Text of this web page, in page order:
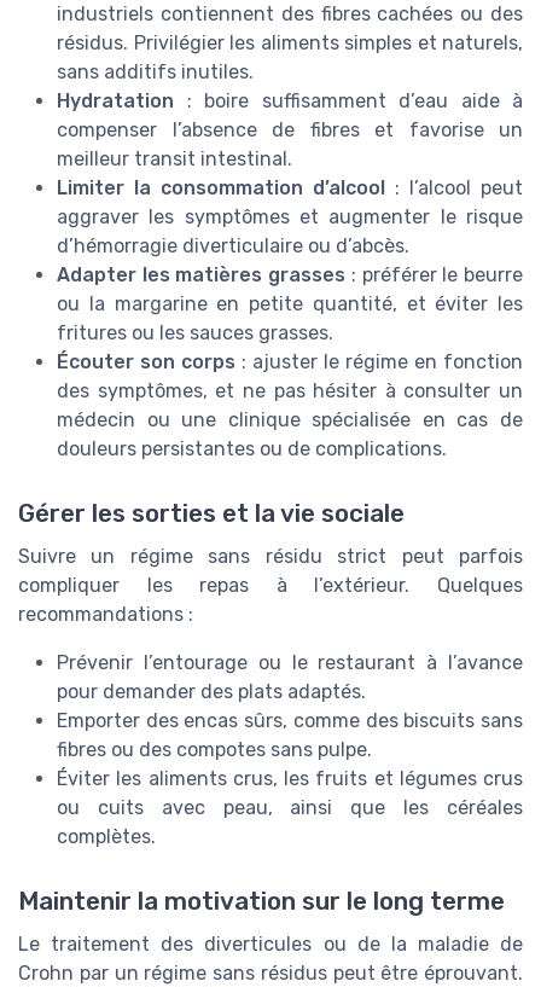
industriels contiennent des fibres cachées ou des
résidus. Privilégier les aliments simples et naturels,
sans additifs inutiles.
Hydratation : boire suffisamment d’eau aide à
compenser l’absence de fibres et favorise un
meilleur transit intestinal.
Limiter la consommation d’alcool : l’alcool peut
aggraver les symptômes et augmenter le risque
d’hémorragie diverticulaire ou d’abcès.
Adapter les matières grasses : préférer le beurre
ou la margarine en petite quantité, et éviter les
fritures ou les sauces grasses.
Écouter son corps : ajuster le régime en fonction
des symptômes, et ne pas hésiter à consulter un
médecin ou une clinique spécialisée en cas de
douleurs persistantes ou de complications.
Gérer les sorties et la vie sociale
Suivre un régime sans résidu strict peut parfois
compliquer les repas à l’extérieur. Quelques
recommandations :
Prévenir l’entourage ou le restaurant à l’avance
pour demander des plats adaptés.
Emporter des encas sûrs, comme des biscuits sans
fibres ou des compotes sans pulpe.
Éviter les aliments crus, les fruits et légumes crus
ou cuits avec peau, ainsi que les céréales
complètes.
Maintenir la motivation sur le long terme
Le traitement des diverticules ou de la maladie de
Crohn par un régime sans résidus peut être éprouvant.